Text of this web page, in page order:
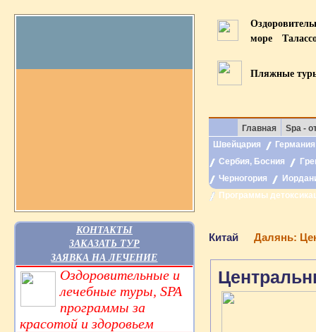
КОНТАКТЫ
ЗАКАЗАТЬ ТУР
ЗАЯВКА НА ЛЕЧЕНИЕ
Оздоровительные и
лечебные туры, SPA
программы за
красотой и здоровьем
море
Пляжные
Главная
Spa -
Швейцария
Германия
Сербия, Босния
Черногория
Программы
Китай Далянь: